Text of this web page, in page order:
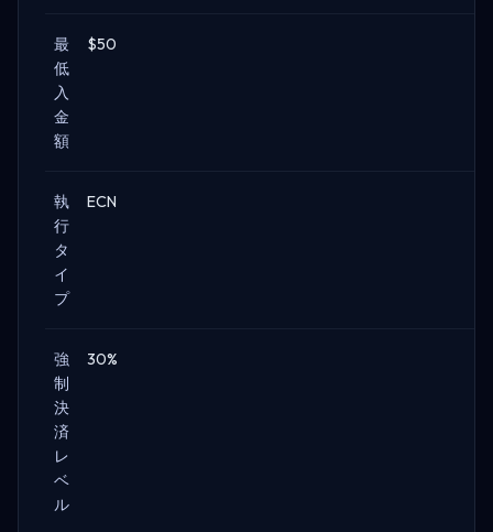
最
低
入
金
額
$50
執
行
タ
イ
プ
ECN
強
制
決
済
レ
ベ
ル
30%